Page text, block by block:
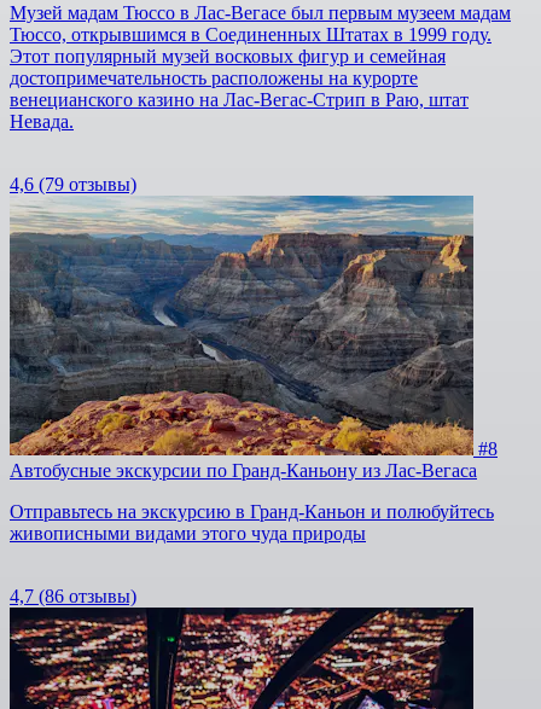
Музей мадам Тюссо в Лас-Вегасе был первым музеем мадам
Тюссо, открывшимся в Соединенных Штатах в 1999 году.
Этот популярный музей восковых фигур и семейная
достопримечательность расположены на курорте
венецианского казино на Лас-Вегас-Стрип в Раю, штат
Невада.
4,6 (79 отзывы)
#8
Автобусные экскурсии по Гранд-Каньону из Лас-Вегаса
Отправьтесь на экскурсию в Гранд-Каньон и полюбуйтесь
живописными видами этого чуда природы
4,7 (86 отзывы)